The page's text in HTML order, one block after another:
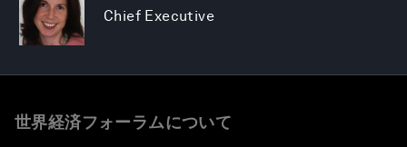
Chief Executive
世界経済フォーラムについて